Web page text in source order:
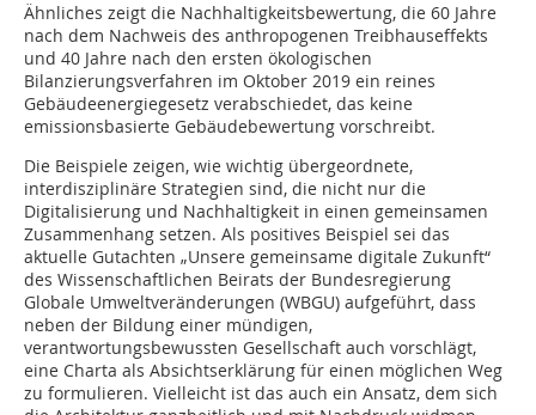
Ähnliches zeigt die Nachhaltigkeitsbewertung, die 60 Jahre
nach dem Nachweis des anthropogenen Treibhauseffekts
und 40 Jahre nach den ersten ökologischen
Bilanzierungsverfahren im Oktober 2019 ein reines
Gebäudeenergiegesetz verabschiedet, das keine
emissionsbasierte Gebäudebewertung vorschreibt.
Die Beispiele zeigen, wie wichtig übergeordnete,
interdisziplinäre Strategien sind, die nicht nur die
Digitalisierung und Nachhaltigkeit in einen gemeinsamen
Zusammenhang setzen. Als positives Beispiel sei das
aktuelle Gutachten „Unsere gemeinsame digitale Zukunft“
des Wissenschaftlichen Beirats der Bundesregierung
Globale Umweltveränderungen (WBGU) aufgeführt, dass
neben der Bildung einer mündigen,
verantwortungsbewussten Gesellschaft auch vorschlägt,
eine Charta als Absichtserklärung für einen möglichen Weg
zu formulieren. Vielleicht ist das auch ein Ansatz, dem sich